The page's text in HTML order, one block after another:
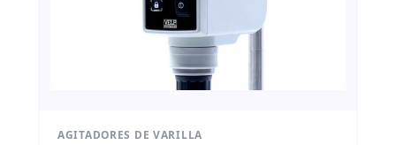
AGITADORES DE VARILLA